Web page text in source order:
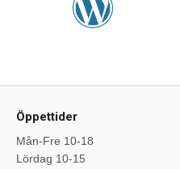
Öppettider
Mån-Fre 10-18
Lördag 10-15